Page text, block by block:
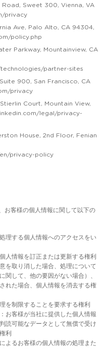
Road, Sweet 300, Vienna, VA
privacy
Ave, Palo Alto, CA 94304,
policy.php
Parkway, Mountainview, CA
partner-sites
900, San Francisco, CA
privacy
Court, Mountain View,
legal/privacy-
House, 2nd Floor, Fenian
privacy-policy
お客様の個人情報に関して以下の
理する個人情報へのアクセスをい
人情報を訂正または更新する権利
を取り消した場合、処理について
関して、他の要因がない場合）、
れた場合、個人情報を消去する権
を制限することを要求する権利
お客様が当社に提供した個人情報
読可能なデータとして無償で受け
利
よるお客様の個人情報の処理また